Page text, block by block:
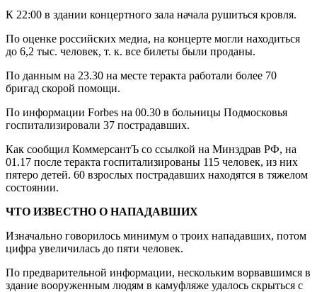
К 22:00 в здании концертного зала начала рушиться кровля.
По оценке российских медиа, на концерте могли находиться
до 6,2 тыс. человек, т. к. все билеты были проданы.
По данным на 23.30 на месте теракта работали более 70
бригад скорой помощи.
По информации Forbes на 00.30 в больницы Подмосковья
госпитализировали 37 пострадавших.
Как сообщил КоммерсантЪ со ссылкой на Минздрав РФ, на
01.17 после теракта госпитализированы 115 человек, из них
пятеро детей. 60 взрослых пострадавших находятся в тяжелом
состоянии.
ЧТО ИЗВЕСТНО О НАПАДАВШИХ
Изначально говорилось минимум о троих нападавших, потом
цифра увеличилась до пяти человек.
По предварительной информации, нескольким ворвавшимся в
здание вооруженным людям в камуфляже удалось скрыться с